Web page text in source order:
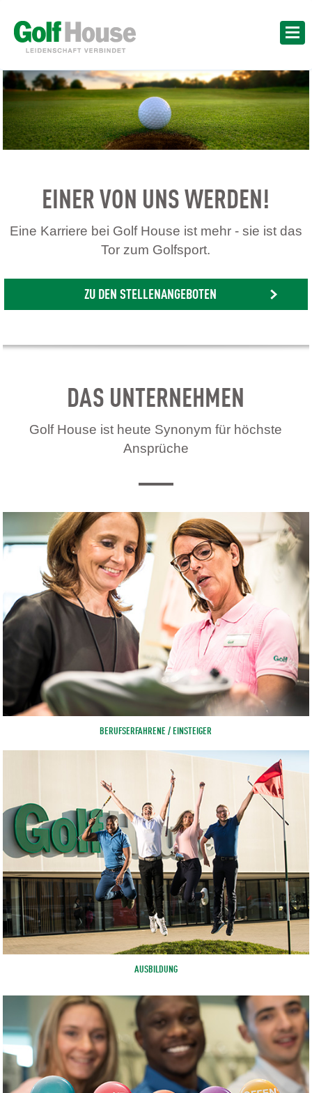
EINER VON UNS WERDEN!
Eine Karriere bei Golf House ist mehr - sie ist das
Tor zum Golfsport.
ZU DEN STELLENANGEBOTEN
DAS UNTERNEHMEN
Golf House ist heute Synonym für höchste
Ansprüche
BERUFSERFAHRENE / EINSTEIGER
AUSBILDUNG